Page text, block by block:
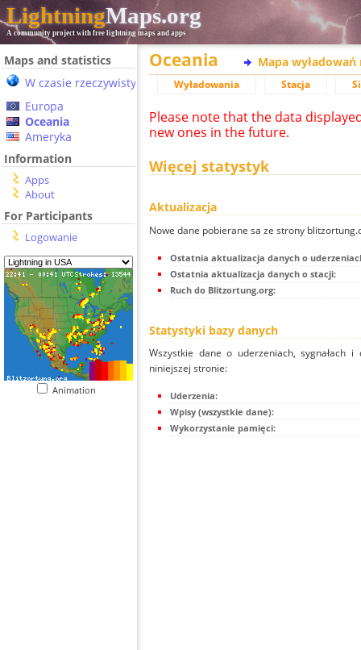
LightningMaps.org
A community project with free lightning maps and apps
Maps and statistics
W czasie rzeczywistym
Europa
Oceania
Ameryka
Information
Apps
About
For Participants
Logowanie
Animation
Oceania Mapa wyładowań
Wyładowania Stacja
Please note that the data
new ones in the future.
Więcej statystyk
Aktualizacja
Nowe dane pobierane sa ze strony
Ostatnia aktualizacja danych o
Ostatnia aktualizacja danych o stacji:
Ruch do Blitzortung.org:
Statystyki bazy danych
Wszystkie dane o uderzeniach, sygnałach
niniejszej stronie:
Uderzenia:
Wpisy (wszystkie dane):
Wykorzystanie pamięci: